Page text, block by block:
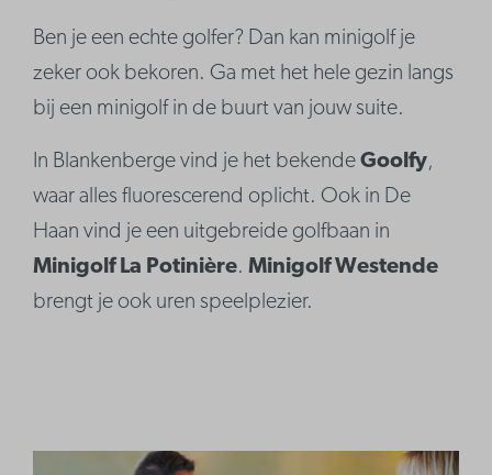
Ben je een echte golfer? Dan kan minigolf je
zeker ook bekoren. Ga met het hele gezin langs
bij een minigolf in de buurt van jouw suite.
In Blankenberge vind je het bekendeGoolfy,
waar alles fluorescerend oplicht. Ook in De
Haan vind je een uitgebreide golfbaan in
Minigolf La Potinière.Minigolf Westende
brengt je ook uren speelplezier.